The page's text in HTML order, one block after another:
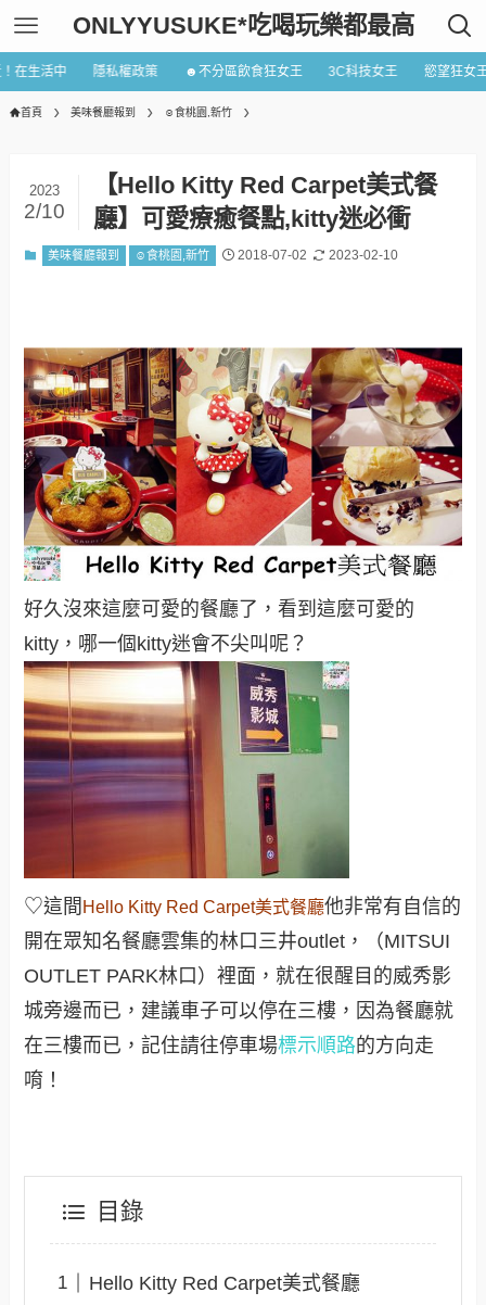
ONLYYUSUKE*吃喝玩樂都最高
在生活中 隱私權政策 ☻不分區飲食狂女王 3C科技女王 慾望狂女
首頁 美味餐廳報到 ☺食桃園,新竹
【Hello Kitty Red Carpet美式餐
廳】可愛療癒餐點,kitty迷必衝
2023
2/10
美味餐廳報到 ☺食桃園,新竹 2018-07-02 2023-02-10
好久沒來這麼可愛的餐廳了，看到這麼可愛的
kitty，哪一個kitty迷會不尖叫呢？
♡這間 Hello Kitty Red Carpet美式餐廳他非常有自信的
開在眾知名餐廳雲集的林口三井outlet，（MITSUI
OUTLET PARK林口）裡面，就在很醒目的威秀影
城旁邊而已，建議車子可以停在三樓，因為餐廳就
在三樓而已，記住請往停車場標示順路的方向走
唷！
目錄
Hello Kitty Red Carpet美式餐廳